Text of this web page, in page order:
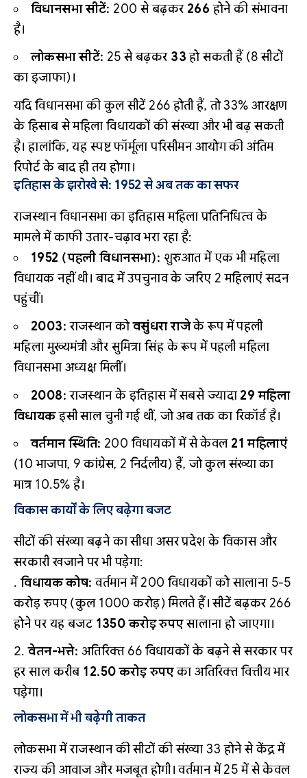
विधानसभा सीटें: 200 से बढ़कर 266 होने की संभावना
है।
लोकसभा सीटें: 25 से बढ़कर 33हो सकती हैं (8 सीटों
का इजाफा)।
यदि विधानसभा की कुल सीटें 266 होती हैं, तो 33% आरक्षण
के हिसाब से महिला विधायकों की संख्या और भी बढ़ सकती
है। हालांकि, यह स्पष्ट फॉर्मूला परिसीमन आयोग की अंतिम
रिपोर्ट के बाद ही तय होगा।
इतिहास के झरोखे से: 1952 से अब तक का सफर
राजस्थान विधानसभा का इतिहास महिला प्रतिनिधित्व के
मामले में काफी उतार-चढ़ाव भरा रहा है:
1952 (पहली विधानसभा): शुरुआत में एक भी महिला
विधायक नहीं थी। बाद में उपचुनाव के जरिए 2 महिलाएं सदन
पहुंचीं।
2003: राजस्थान कोवसुंधरा राजेके रूप में पहली
महिला मुख्यमंत्री और सुमित्रा सिंह के रूप में पहली महिला
विधानसभा अध्यक्ष मिलीं।
2008: राजस्थान के इतिहास में सबसे ज्यादा29 महिला
विधायकइसी साल चुनी गई थीं, जो अब तक का रिकॉर्ड है।
वर्तमान स्थिति: 200 विधायकों में से केवल 21 महिलाएं
(10 भाजपा, 9 कांग्रेस, 2 निर्दलीय) हैं, जो कुल संख्या का
मात्र 10.5% है।
विकास कार्यों के लिए बढ़ेगा बजट
सीटों की संख्या बढ़ने का सीधा असर प्रदेश के विकास और
सरकारी खजाने पर भी पड़ेगा:
विधायक कोष: वर्तमान में 200 विधायकों को सालाना 5-5
करोड़ रुपए (कुल 1000 करोड़) मिलते हैं। सीटें बढ़कर 266
होने पर यह बजट 1350 करोड़ रुपएसालाना हो जाएगा।
वेतन-भत्ते: अतिरिक्त 66 विधायकों के बढ़ने से सरकार पर
हर साल करीब 12.50 करोड़ रुपएका अतिरिक्त वित्तीय भार
पड़ेगा।
लोकसभा में भी बढ़ेगी ताकत
लोकसभा में राजस्थान की सीटों की संख्या 33 होने से केंद्र में
राज्य की आवाज और मजबूत होगी। वर्तमान में 25 में से केवल